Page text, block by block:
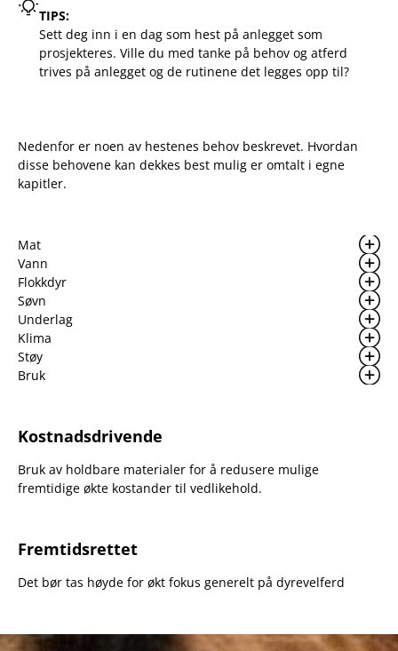
TIPS:
Sett deg inn i en dag som hest på anlegget som
prosjekteres. Ville du med tanke på behov og atferd
trives på anlegget og de rutinene det legges opp til?
Nedenfor er noen av hestenes behov beskrevet. Hvordan
disse behovene kan dekkes best mulig er omtalt i egne
kapitler.
Mat
Vann
Flokkdyr
Søvn
Underlag
Klima
Støy
Bruk
Kostnadsdrivende
Bruk av holdbare materialer for å redusere mulige
fremtidige økte kostander til vedlikehold.
Fremtidsrettet
Det bør tas høyde for økt fokus generelt på dyrevelferd